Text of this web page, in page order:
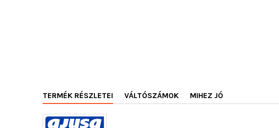
TERMÉK RÉSZLETEI VÁLTÓSZÁMOK MIHEZ JÓ